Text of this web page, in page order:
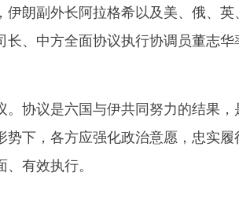
朗副外长阿拉格希以及美、俄、英
、中方全面协议执行协调员董志华
协议是六国与伊共同努力的结果，
下，各方应强化政治意愿，忠实履
有效执行。